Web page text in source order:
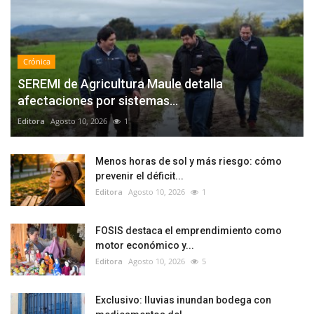
Crónica
SEREMI de Agricultura Maule detalla
afectaciones por sistemas...
Editora Agosto 10, 2026 1
Menos horas de sol y más riesgo: cómo
prevenir el déficit...
Editora Agosto 10, 2026 1
FOSIS destaca el emprendimiento como
motor económico y...
Editora Agosto 10, 2026 5
Exclusivo: lluvias inundan bodega con